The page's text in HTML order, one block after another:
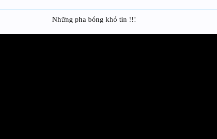
Những pha bóng khó tin !!!